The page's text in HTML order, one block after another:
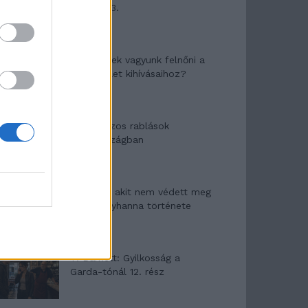
mítosza 3.
Képtelenek vagyunk felnőni a
felnőtt élet kihívásaihoz?
Altatógázos rablások
Olaszországban
A kislány, akit nem védett meg
senki – Lyhanna története
T. Barnett: Gyilkosság a
Garda-tónál 12. rész